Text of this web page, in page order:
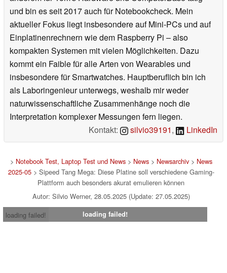
und bin es seit 2017 auch für Notebookcheck. Mein
aktueller Fokus liegt insbesondere auf Mini-PCs und auf
Einplatinenrechnern wie dem Raspberry Pi – also
kompakten Systemen mit vielen Möglichkeiten. Dazu
kommt ein Faible für alle Arten von Wearables und
insbesondere für Smartwatches. Hauptberuflich bin ich
als Laboringenieur unterwegs, weshalb mir weder
naturwissenschaftliche Zusammenhänge noch die
Interpretation komplexer Messungen fern liegen.
Kontakt:
silvio39191, LinkedIn
> Notebook Test, Laptop Test und News> News> Newsarchiv> News
2025-05> Sipeed Tang Mega: Diese Platine soll verschiedene Gaming-
Plattform auch besonders akurat emulieren können
Autor: Silvio Werner, 28.05.2025 (Update: 27.05.2025)
loading failed!
loading failed!